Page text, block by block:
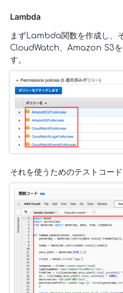
Lambda
まずLambda関数を作成し、
CloudWatch、Amazon S3を
す。
それを使うためのテストコード